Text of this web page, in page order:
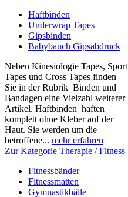
Haftbinden
Underwrap Tapes
Gipsbinden
Babybauch Gipsabdruck
Neben Kinesiologie Tapes, Sport
Tapes und Cross Tapes finden
Sie in der Rubrik Binden und
Bandagen eine Vielzahl weiterer
Artikel. Haftbinden haften
komplett ohne Kleber auf der
Haut. Sie werden um die
betroffene... mehr erfahren
Zur Kategorie Therapie / Fitness
Fitnessbänder
Fitnessmatten
Gymnastikbälle